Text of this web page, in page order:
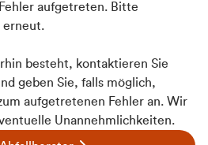
aufgetreten. Bitte
erneut.
besteht, kontaktieren Sie
geben Sie, falls möglich,
aufgetretenen Fehler an. Wir
Unannehmlichkeiten.